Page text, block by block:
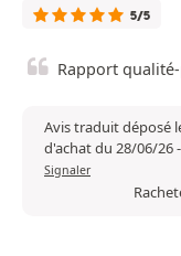
5/5
Rapport
Avis traduit déposé
d'achat du 28/06/26-
Signaler